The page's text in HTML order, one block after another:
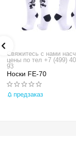
Свяжитесь с нами
цены по тел +7 (499)
93
Носки FE-70
предзаказ